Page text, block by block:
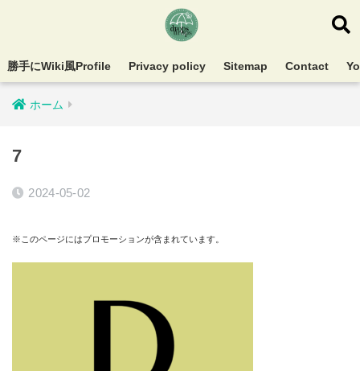
勝手にWiki風Profile Privacy policy Sitemap Contact
ホーム
7
2024-05-02
※このページにはプロモーションが含まれています。